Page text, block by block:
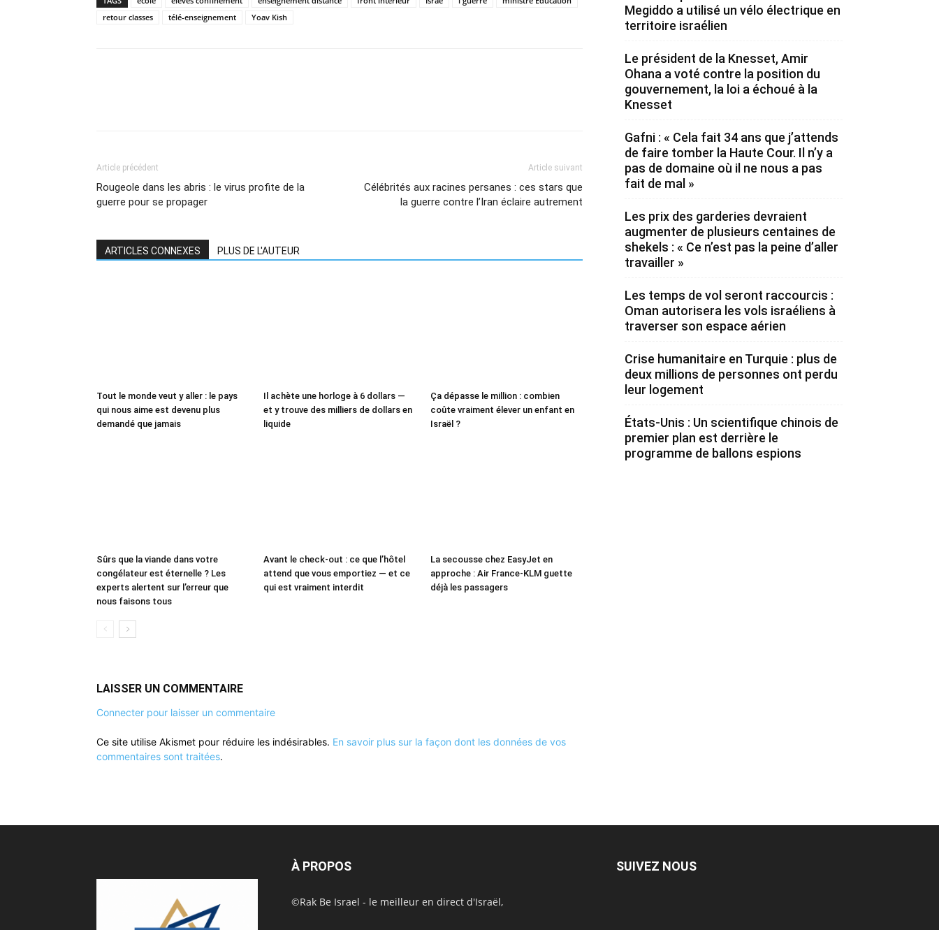
retour classes
télé-enseignement Yoav Kish
Article précédent
Rougeole dans les abris : le virus profite de la
guerre pour se propager
Article suivant
Célébrités aux racines persanes : ces stars que
la guerre contre l’Iran éclaire autrement
ARTICLES CONNEXES PLUS DE L'AUTEUR
Tout le monde veut y aller : le pays
qui nous aime est devenu plus
demandé que jamais
Il achète une horloge à 6 dollars —
et y trouve des milliers de dollars en
liquide
Ça dépasse le million : combien
coûte vraiment élever un enfant en
Israël ?
Sûrs que la viande dans votre
congélateur est éternelle ? Les
experts alertent sur l’erreur que
nous faisons tous
Avant le check-out : ce que l’hôtel
attend que vous emportiez — et ce
qui est vraiment interdit
La secousse chez EasyJet en
approche : Air France-KLM guette
déjà les passagers
LAISSER UN COMMENTAIRE
Connecter pour laisser un commentaire
Ce site utilise Akismet pour réduire les indésirables. En savoir plus sur la façon dont les données de vos
commentaires sont traitées.
Megiddo a utilisé un vélo électrique en
territoire israélien
Le président de la Knesset, Amir
Ohana a voté contre la position du
gouvernement, la loi a échoué à la
Knesset
Gafni : « Cela fait 34 ans que j’attends
de faire tomber la Haute Cour. Il n’y a
pas de domaine où il ne nous a pas
fait de mal »
Les prix des garderies devraient
augmenter de plusieurs centaines de
shekels : « Ce n’est pas la peine d’aller
travailler »
Les temps de vol seront raccourcis :
Oman autorisera les vols israéliens à
traverser son espace aérien
Crise humanitaire en Turquie : plus de
deux millions de personnes ont perdu
leur logement
États-Unis : Un scientifique chinois de
premier plan est derrière le
programme de ballons espions
À PROPOS
©Rak Be Israel - le meilleur en direct d'Israël,
SUIVEZ NOUS